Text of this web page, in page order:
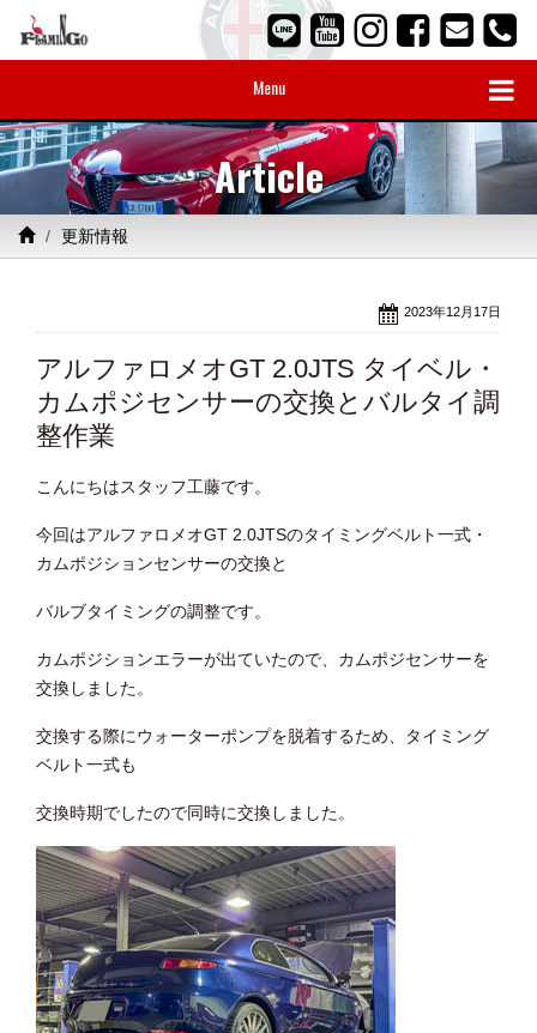
Menu
Article
更新情報
2023年12月17日
アルファロメオGT 2.0JTS タイベル・
カムポジセンサーの交換とバルタイ調
整作業
こんにちはスタッフ工藤です。
今回はアルファロメオGT 2.0JTSのタイミングベルト一式・
カムポジションセンサーの交換と
バルブタイミングの調整です。
カムポジションエラーが出ていたので、カムポジセンサーを
交換しました。
交換する際にウォーターポンプを脱着するため、タイミング
ベルト一式も
交換時期でしたので同時に交換しました。